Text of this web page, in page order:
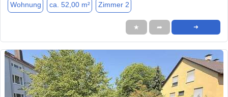
Wohnung ca. 52,00 m² Zimmer 2
★ ➦ ➜